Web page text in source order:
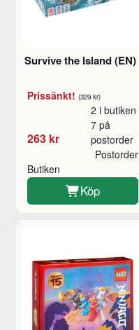
Survive the Island (EN)
Prissänkt! (329 kr)
263 kr
2 i butiken
7 på
postorder
Butiken
Postorder
Köp